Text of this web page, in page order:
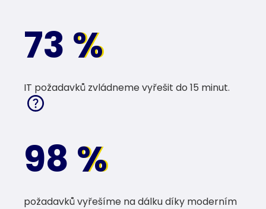
73 %
%
IT požadavků zvládneme vyřešit do 15 minut.
98 %
%
požadavků vyřešíme na dálku díky moderním